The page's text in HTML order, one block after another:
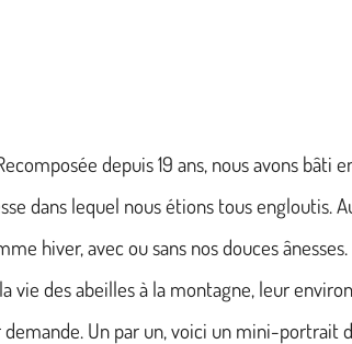
depuis 19 ans, nous avons bâti
dans lequel nous étions tous engloutis.
hiver, avec ou sans nos douces
des abeilles à la montagne, leur
Un par un, voici un mini-portrait